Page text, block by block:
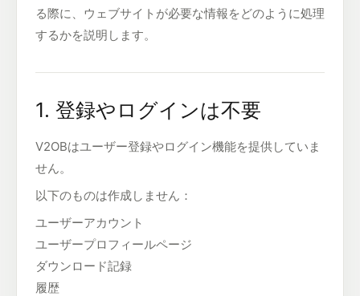
る際に、ウェブサイトが必要な情報をどのように処理
するかを説明します。
1. 登録やログインは不要
V2OBはユーザー登録やログイン機能を提供していま
せん。
以下のものは作成しません：
ユーザーアカウント
ユーザープロフィールページ
ダウンロード記録
履歴